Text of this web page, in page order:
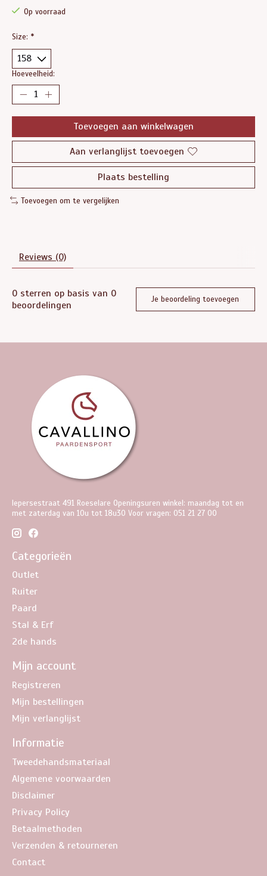
Op voorraad
Size: *
Hoeveelheid:
Toevoegen aan winkelwagen
Aan verlanglijst toevoegen
Plaats bestelling
Toevoegen om te vergelijken
Reviews (0)
0 sterren op basis van 0
beoordelingen
Je beoordeling toevoegen
Iepersestraat 491 Roeselare Openingsuren winkel: maandag tot en
met zaterdag van 10u tot 18u30 Voor vragen: 051 21 27 00
Categorieën
Outlet
Ruiter
Paard
Stal & Erf
2de hands
Mijn account
Registreren
Mijn bestellingen
Mijn verlanglijst
Informatie
Tweedehandsmateriaal
Algemene voorwaarden
Disclaimer
Privacy Policy
Betaalmethoden
Verzenden & retourneren
Contact